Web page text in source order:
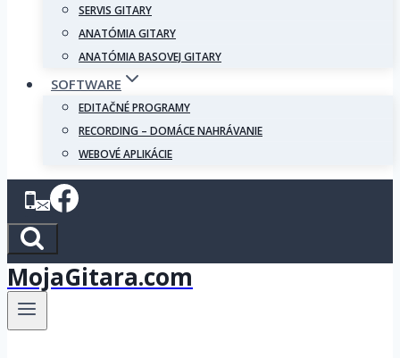
SERVIS GITARY
ANATÓMIA GITARY
ANATÓMIA BASOVEJ GITARY
SOFTWARE
EDITAČNÉ PROGRAMY
RECORDING – DOMÁCE NAHRÁVANIE
WEBOVÉ APLIKÁCIE
MojaGitara.com